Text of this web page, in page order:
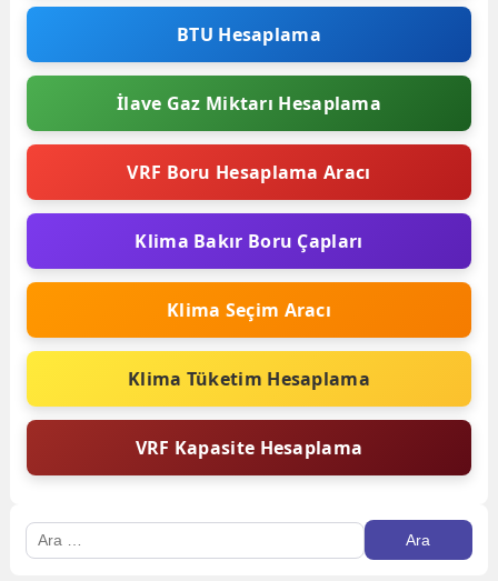
BTU Hesaplama
İlave Gaz Miktarı Hesaplama
VRF Boru Hesaplama Aracı
Klima Bakır Boru Çapları
Klima Seçim Aracı
Klima Tüketim Hesaplama
VRF Kapasite Hesaplama
Arama: